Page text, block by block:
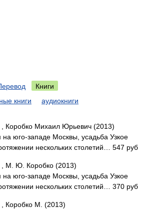
Книги
книги аудиокниги
, Коробко Михаил Юрьевич (2013)
юго-западе Москвы, усадьба Узкое
нескольких столетий… 547 руб
, М. Ю. Коробко (2013)
юго-западе Москвы, усадьба Узкое
нескольких столетий… 370 руб
, Коробко М. (2013)